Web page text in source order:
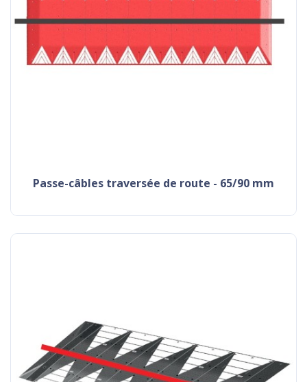
passe-câbles traversée de route - 65/90 mm